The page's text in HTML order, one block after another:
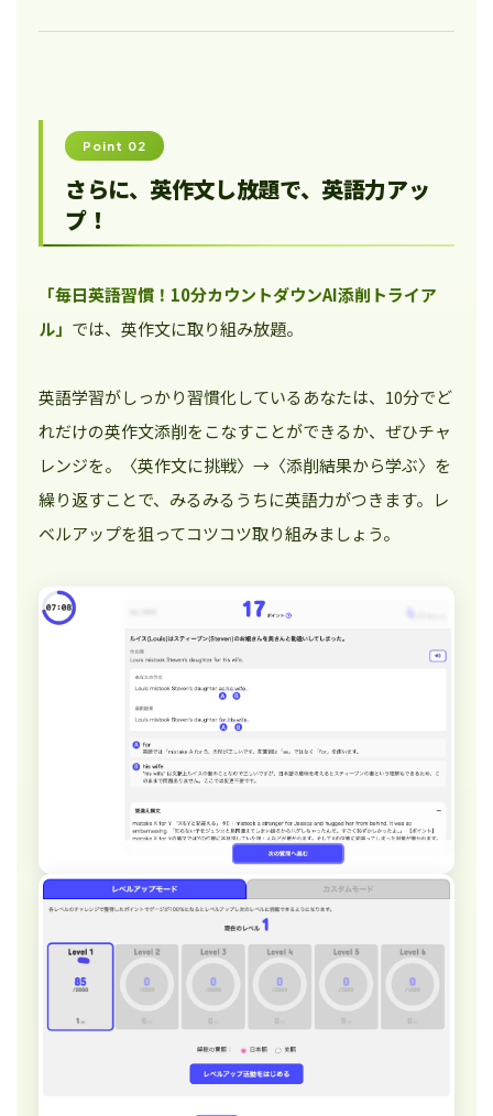
Point 02
さらに、英作文し放題で、英語力アッ
プ！
「毎日英語習慣！10分カウントダウンAI添削トライア
ル」 では、英作文に取り組み放題。
英語学習がしっかり習慣化しているあなたは、10分でど
れだけの英作文添削をこなすことができるか、ぜひチャ
レンジを。〈英作文に挑戦〉→〈添削結果から学ぶ〉を
繰り返すことで、みるみるうちに英語力がつきます。レ
ベルアップを狙ってコツコツ取り組みましょう。